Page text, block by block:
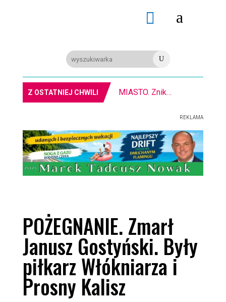
 a
U
Z OSTATNIEJ CHWILI
REKLAMA
POŻEGNANIE. Zmarł
Janusz Gostyński. Były
piłkarz Włókniarza i
Prosny Kalisz